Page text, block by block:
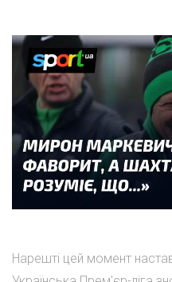
Нарешті цей момент